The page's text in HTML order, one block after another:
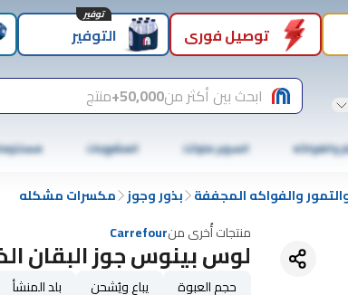
توصيل فوري التوفير
توفير
ابحث بين أكثر من50,000+ منتج
والفواكه السوبر ماركت المشروبات
والفواكه المجففة بذور وجوز مكسرات مشكله
منتجات أُخرى منCarrefour
لوس بينوس جوز البقان الخام 200
حجم العبوة
يباع ويُشحن
بلد المنشأ